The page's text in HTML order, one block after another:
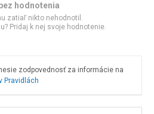
hodnotenia
zatiaľ nikto nehodnotil.
Pridaj k nej svoje hodnotenie.
zodpovednosť za informácie na
Pravidlách